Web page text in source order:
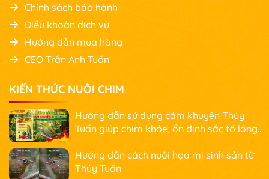
Chính sách bảo hành
Điều khoản dịch vụ
Hướng dẫn mua hàng
CEO Trần Anh Tuấn
KIẾN THỨC NUÔI CHIM
Hướng dẫn sử dụng cám khuyên Thúy
Tuấn giúp chim khỏe, ổn định sắc tố lông
Hướng dẫn cách nuôi họa mi sinh sản từ
Thúy Tuấn